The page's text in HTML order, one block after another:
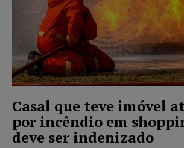
Casal que teve imóvel
por incêndio em
deve ser indenizado